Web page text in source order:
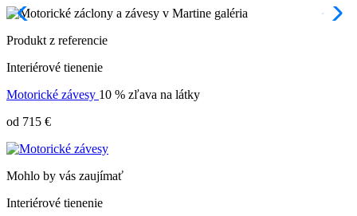
Produkt z referencie
Interiérové tienenie
Motorické závesy 10 % zľava na látky
od 715 €
Mohlo by vás zaujímať
Interiérové tienenie